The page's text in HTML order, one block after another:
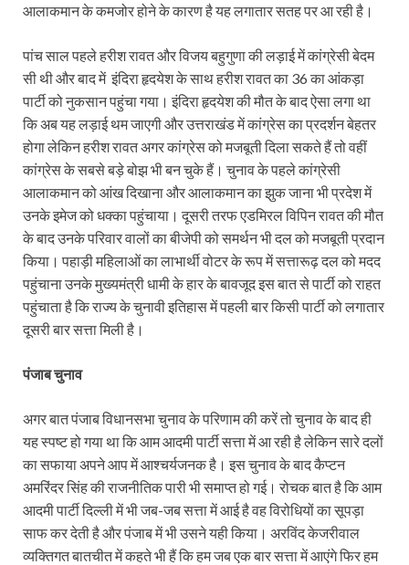
आलाकमान के कमजोर होने के कारण है यह लगातार सतह पर आ रही है।
पांच साल पहले हरीश रावत और विजय बहुगुणा की लड़ाई में कांग्रेसी बेदम
सी थी और बाद में इंदिरा हृदयेश के साथ हरीश रावत का 36 का आंकड़ा
पार्टी को नुकसान पहुंचा गया। इंदिरा हृदयेश की मौत के बाद ऐसा लगा था
कि अब यह लड़ाई थम जाएगी और उत्तराखंड में कांग्रेस का प्रदर्शन बेहतर
होगा लेकिन हरीश रावत अगर कांग्रेस को मजबूती दिला सकते हैं तो वहीं
कांग्रेस के सबसे बड़े बोझ भी बन चुके हैं। चुनाव के पहले कांग्रेसी
आलाकमान को आंख दिखाना और आलाकमान का झुक जाना भी प्रदेश में
उनके इमेज को धक्का पहुंचाया। दूसरी तरफ एडमिरल विपिन रावत की मौत
के बाद उनके परिवार वालों का बीजेपी को समर्थन भी दल को मजबूती प्रदान
किया। पहाड़ी महिलाओं का लाभार्थी वोटर के रूप में सत्तारूढ़ दल को मदद
पहुंचाना उनके मुख्यमंत्री धामी के हार के बावजूद इस बात से पार्टी को राहत
पहुंचाता है कि राज्य के चुनावी इतिहास में पहली बार किसी पार्टी को लगातार
दूसरी बार सत्ता मिली है।
पंजाब चुनाव
अगर बात पंजाब विधानसभा चुनाव के परिणाम की करें तो चुनाव के बाद ही
यह स्पष्ट हो गया था कि आम आदमी पार्टी सत्ता में आ रही है लेकिन सारे दलों
का सफाया अपने आप में आश्चर्यजनक है। इस चुनाव के बाद कैप्टन
अमरिंदर सिंह की राजनीतिक पारी भी समाप्त हो गई। रोचक बात है कि आम
आदमी पार्टी दिल्ली में भी जब-जब सत्ता में आई है वह विरोधियों का सूपड़ा
साफ कर देती है और पंजाब में भी उसने यही किया। अरविंद केजरीवाल
व्यक्तिगत बातचीत में कहते भी हैं कि हम जब एक बार सत्ता में आएंगे फिर हम